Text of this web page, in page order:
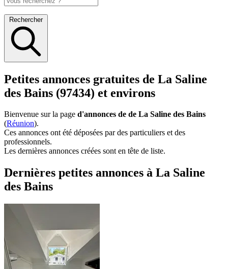
Rechercher
Petites annonces gratuites de La Saline
des Bains (97434) et environs
Bienvenue sur la page d'annonces de de La Saline des Bains
(Réunion).
Ces annonces ont été déposées par des particuliers et des
professionnels.
Les dernières annonces créées sont en tête de liste.
Dernières petites annonces à La Saline
des Bains